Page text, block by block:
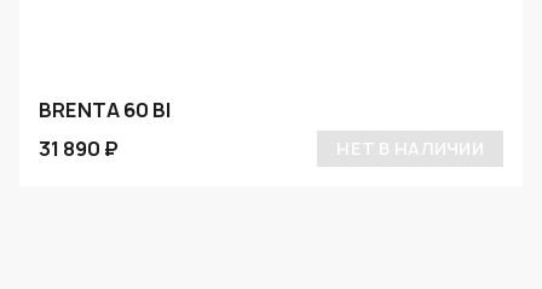
BRENTA 60 BI
31 890 ₽
НЕТ В НАЛИЧИИ